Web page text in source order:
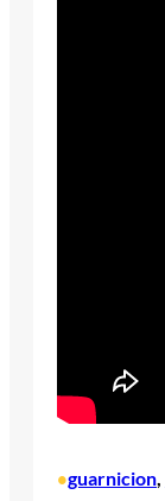
•guarnicion,